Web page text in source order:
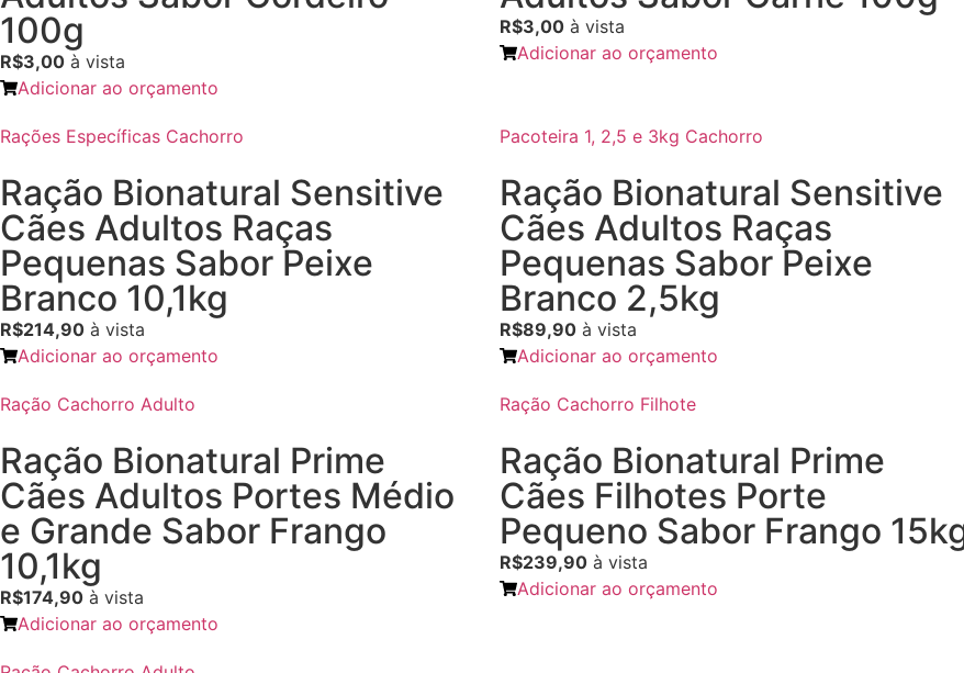
100g
R$3,00 à vista
Adicionar ao orçamento
R$3,00à vista
Adicionar ao orçamento
Rações Específicas Cachorro
Ração Bionatural Sensitive
Cães Adultos Raças
Pequenas Sabor Peixe
Branco 10,1kg
R$214,90 à vista
Adicionar ao orçamento
Pacoteira 1, 2,5 e 3kg Cachorro
Ração Bionatural Sensitive
Cães Adultos Raças
Pequenas Sabor Peixe
Branco 2,5kg
R$89,90à vista
Adicionar ao orçamento
Ração Cachorro Adulto
Ração Bionatural Prime
Cães Adultos Portes Médio
e Grande Sabor Frango
10,1kg
R$174,90 à vista
Adicionar ao orçamento
Ração Cachorro Filhote
Ração Bionatural Prime
Cães Filhotes Porte
Pequeno Sabor Frango
R$239,90à vista
Adicionar ao orçamento